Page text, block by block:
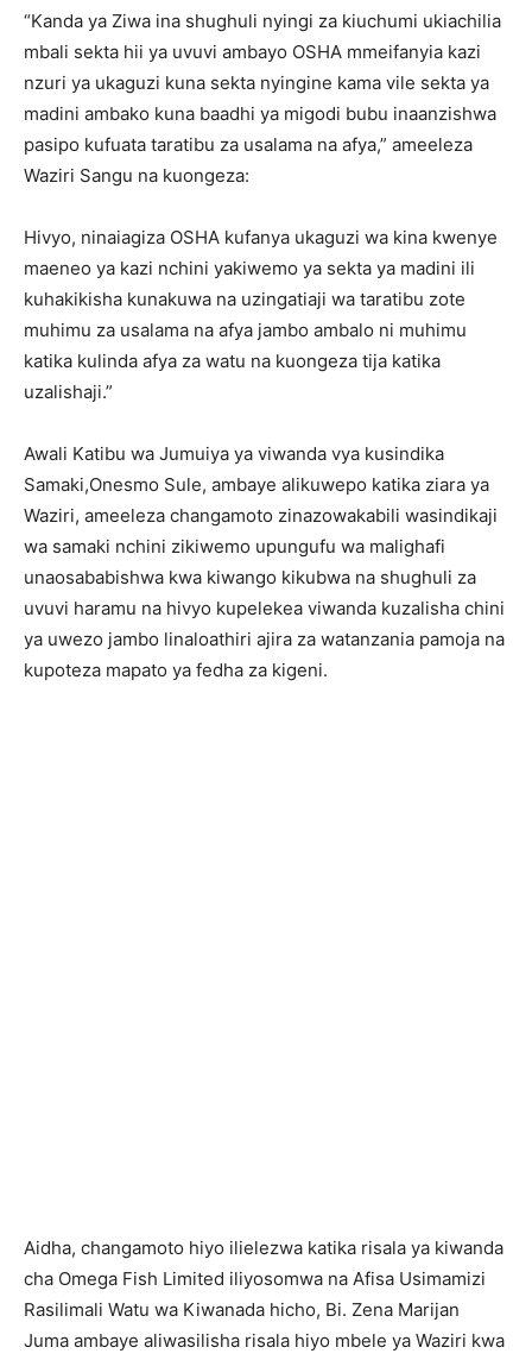
“Kanda ya Ziwa ina shughuli nyingi za kiuchumi ukiachilia
mbali sekta hii ya uvuvi ambayo OSHA mmeifanyia kazi
nzuri ya ukaguzi kuna sekta nyingine kama vile sekta ya
madini ambako kuna baadhi ya migodi bubu inaanzishwa
pasipo kufuata taratibu za usalama na afya,” ameeleza
Waziri Sangu na kuongeza:
Hivyo, ninaiagiza OSHA kufanya ukaguzi wa kina kwenye
maeneo ya kazi nchini yakiwemo ya sekta ya madini ili
kuhakikisha kunakuwa na uzingatiaji wa taratibu zote
muhimu za usalama na afya jambo ambalo ni muhimu
katika kulinda afya za watu na kuongeza tija katika
uzalishaji.”
Awali Katibu wa Jumuiya ya viwanda vya kusindika
Samaki,Onesmo Sule, ambaye alikuwepo katika ziara ya
Waziri, ameeleza changamoto zinazowakabili wasindikaji
wa samaki nchini zikiwemo upungufu wa malighafi
unaosababishwa kwa kiwango kikubwa na shughuli za
uvuvi haramu na hivyo kupelekea viwanda kuzalisha chini
ya uwezo jambo linaloathiri ajira za watanzania pamoja na
kupoteza mapato ya fedha za kigeni.
Aidha, changamoto hiyo ilielezwa katika risala ya kiwanda
cha Omega Fish Limited iliyosomwa na Afisa Usimamizi
Rasilimali Watu wa Kiwanada hicho, Bi. Zena Marijan
Juma ambaye aliwasilisha risala hiyo mbele ya Waziri kwa